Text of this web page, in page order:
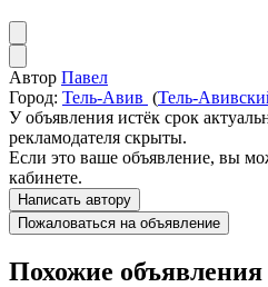
Автор Павел
Город: Тель-Авив (Тель-
У объявления истёк срок
рекламодателя скрыты.
Если это ваше объявление, вы
кабинете.
Написать автору
Пожаловаться на объявление
Похожие объявления